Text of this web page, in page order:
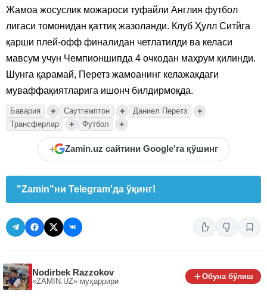
Жамоа жосуслик можароси туфайли Англия футбол
лигаси томонидан қаттиқ жазоланди. Клуб Ҳулл Ситйга
қарши плей-офф финалидан четлатилди ва келаси
мавсум учун Чемпионшипда 4 очкодан маҳрум қилинди.
Шунга қарамай, Перетз жамоанинг келажакдаги
муваффақиятларига ишонч билдирмоқда.
Бавария + Саутгемптон + Даниел Перетз +
Трансферлар + Футбол +
+ Zamin.uz сайтини Google'га қўшинг
"Zamin"ни Telegram'да ўқинг!
Nodirbek Razzokov
«ZAMIN.UZ» муҳаррири
Обуна бўлиш